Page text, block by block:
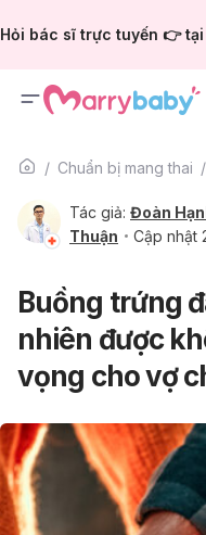
Hỏi bác sĩ trực tuyến 👉
Chuẩn bị mang thai
Tác giả: Đoàn
Thuận
Cập nhật
Buồng trứng
nhiên được
vọng cho vợ